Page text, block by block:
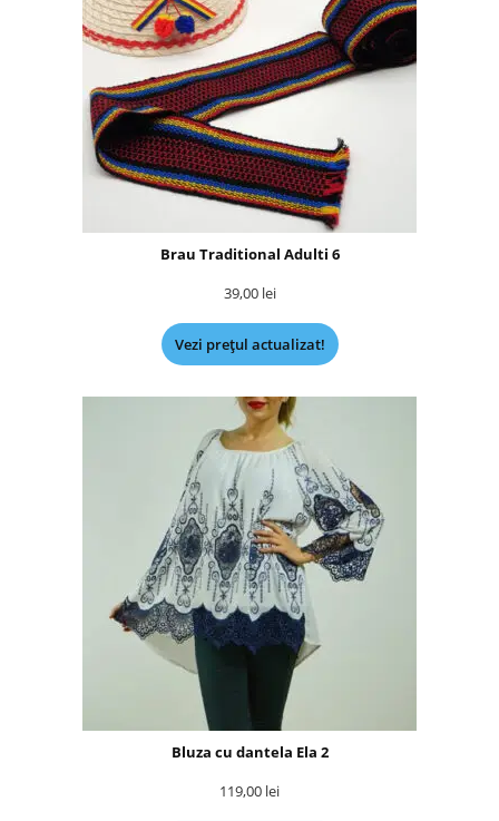
Brau Traditional Adulti 6
39,00 lei
Vezi prețul actualizat!
Bluza cu dantela Ela 2
119,00 lei